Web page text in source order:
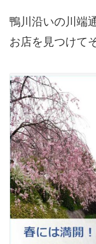
鴨川沿いの川端
お店を見つけて